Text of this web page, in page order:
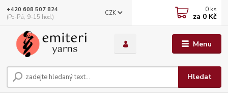
Menu
CZK
Hledat
+420 608 507 824
(Po-Pá, 9-15 hod.)
0 ks
za 0 Kč